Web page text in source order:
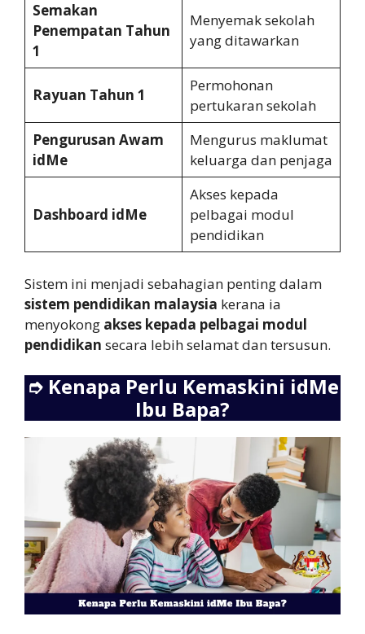
Semakan
Penempatan Tahun
1
Menyemak sekolah
yang ditawarkan
Rayuan Tahun 1
Permohonan
pertukaran sekolah
Pengurusan Awam
idMe
Mengurus maklumat
keluarga dan penjaga
Dashboard idMe
Akses kepada
pelbagai modul
pendidikan
Sistem ini menjadi sebahagian penting dalam
sistem pendidikan malaysia kerana ia
menyokong akses kepada pelbagai modul
pendidikan secara lebih selamat dan tersusun.
➮ Kenapa Perlu Kemaskini idMe
Ibu Bapa?